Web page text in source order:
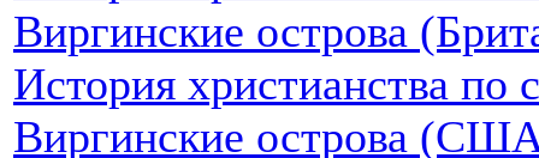
Виргинские острова
История христианства по
Виргинские острова